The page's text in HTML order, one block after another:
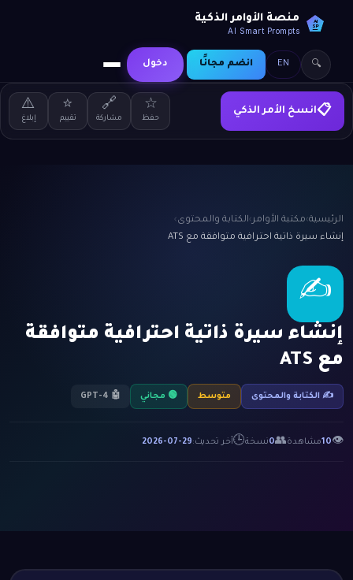
AI
SP
منصة الأوامر الذكية
AI Smart Prompts
🔍
EN انضم مجانًا دخول
📋انسخ الأمر الذكي ☆
حفظ
🔗
مشاركة
⭐
تقييم
⚠️
إبلاغ
الرئيسية›مكتبة الأوامر›الكتابة والمحتوى›
إنشاء سيرة ذاتية احترافية متوافقة مع ATS
✍️
إنشاء سيرة ذاتية احترافية متوافقة
مع ATS
✍️ الكتابة والمحتوى متوسط 🟢 مجاني 🤖 GPT-4
👁
10مشاهدة👥
0نسخة🕒آخر تحديث:2026-07-29